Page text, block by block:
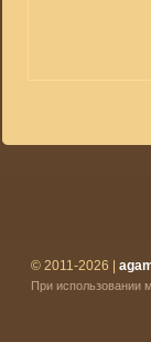
© 2011-2026 |
При использовании